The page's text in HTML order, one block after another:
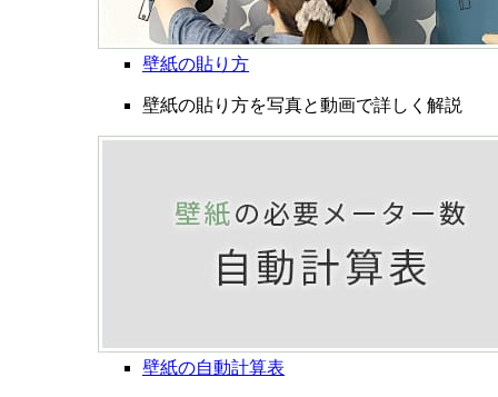
壁紙の貼り方
壁紙の貼り方を写真と動画で詳しく解説
壁紙の自動計算表